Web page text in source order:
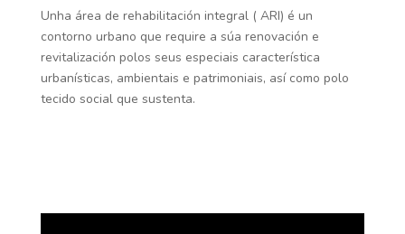
Unha área de rehabilitación integral ( ARI) é un
contorno urbano que require a súa renovación e
revitalización polos seus especiais característica
urbanísticas, ambientais e patrimoniais, así como polo
tecido social que sustenta.